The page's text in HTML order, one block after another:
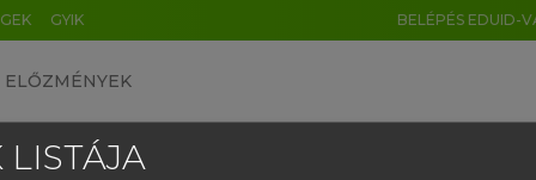
GYIK BELÉPÉS EDUID-
ELŐZMÉNYEK
LISTÁJA